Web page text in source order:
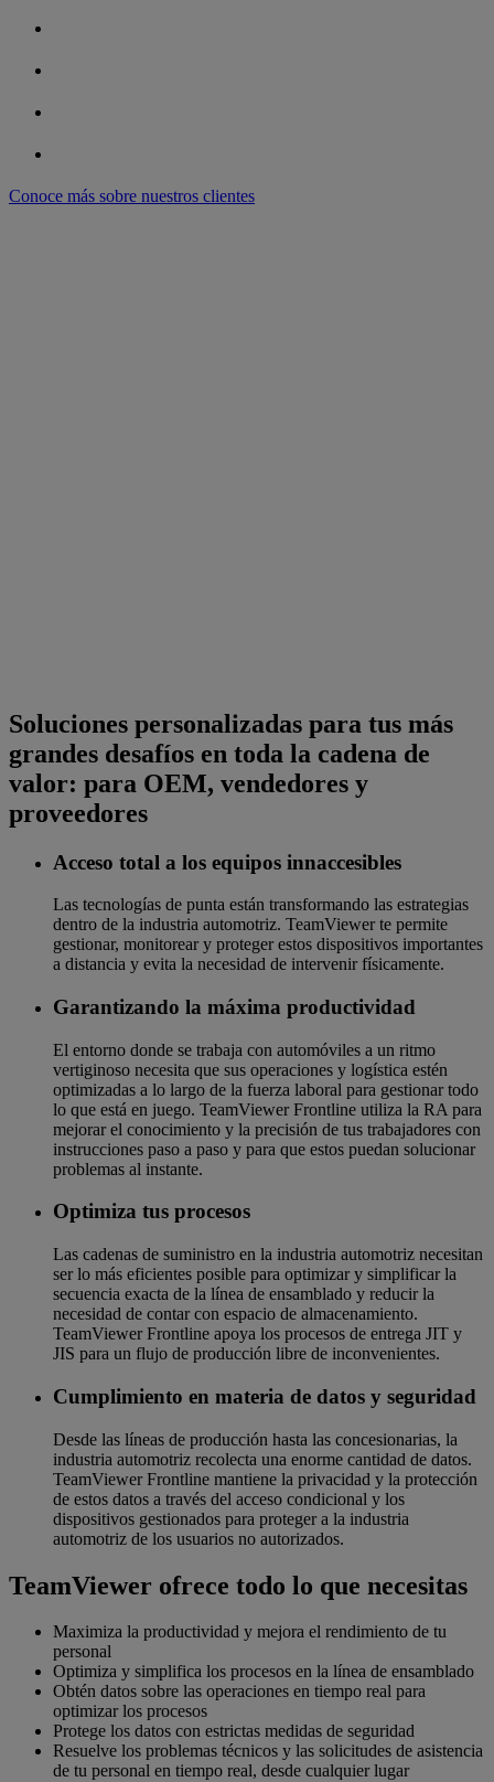
Conoce más sobre nuestros clientes
Soluciones personalizadas para tus más
grandes desafíos en toda la cadena de
valor: para OEM, vendedores y
proveedores
Acceso total a los equipos innaccesibles
Las tecnologías de punta están transformando las estrategias
dentro de la industria automotriz. TeamViewer te permite
gestionar, monitorear y proteger estos dispositivos importantes
a distancia y evita la necesidad de intervenir físicamente.
Garantizando la máxima productividad
El entorno donde se trabaja con automóviles a un ritmo
vertiginoso necesita que sus operaciones y logística estén
optimizadas a lo largo de la fuerza laboral para gestionar todo
lo que está en juego. ‌TeamViewer Frontline utiliza la RA para
mejorar el conocimiento y la precisión de tus trabajadores con
instrucciones paso a paso y para que estos puedan solucionar
problemas al instante.
Optimiza tus procesos
Las cadenas de suministro en la industria automotriz necesitan
ser lo más eficientes posible para optimizar y simplificar la
secuencia exacta de la línea de ensamblado y reducir la
necesidad de contar con espacio de almacenamiento.
‌TeamViewer Frontline apoya los procesos de entrega JIT y
JIS para un flujo de producción libre de inconvenientes.
Cumplimiento en materia de datos y seguridad
Desde las líneas de producción hasta las concesionarias, la
industria automotriz recolecta una enorme cantidad de datos.
‌TeamViewer Frontline mantiene la privacidad y la protección
de estos datos a través del acceso condicional y los
dispositivos gestionados para proteger a la industria
automotriz de los usuarios no autorizados.
TeamViewer ofrece todo lo que necesitas
Maximiza la productividad y mejora el rendimiento de tu
personal
Optimiza y simplifica los procesos en la línea de ensamblado
Obtén datos sobre las operaciones en tiempo real para
optimizar los procesos
Protege los datos con estrictas medidas de seguridad
Resuelve los problemas técnicos y las solicitudes de asistencia
de tu personal en tiempo real, desde cualquier lugar